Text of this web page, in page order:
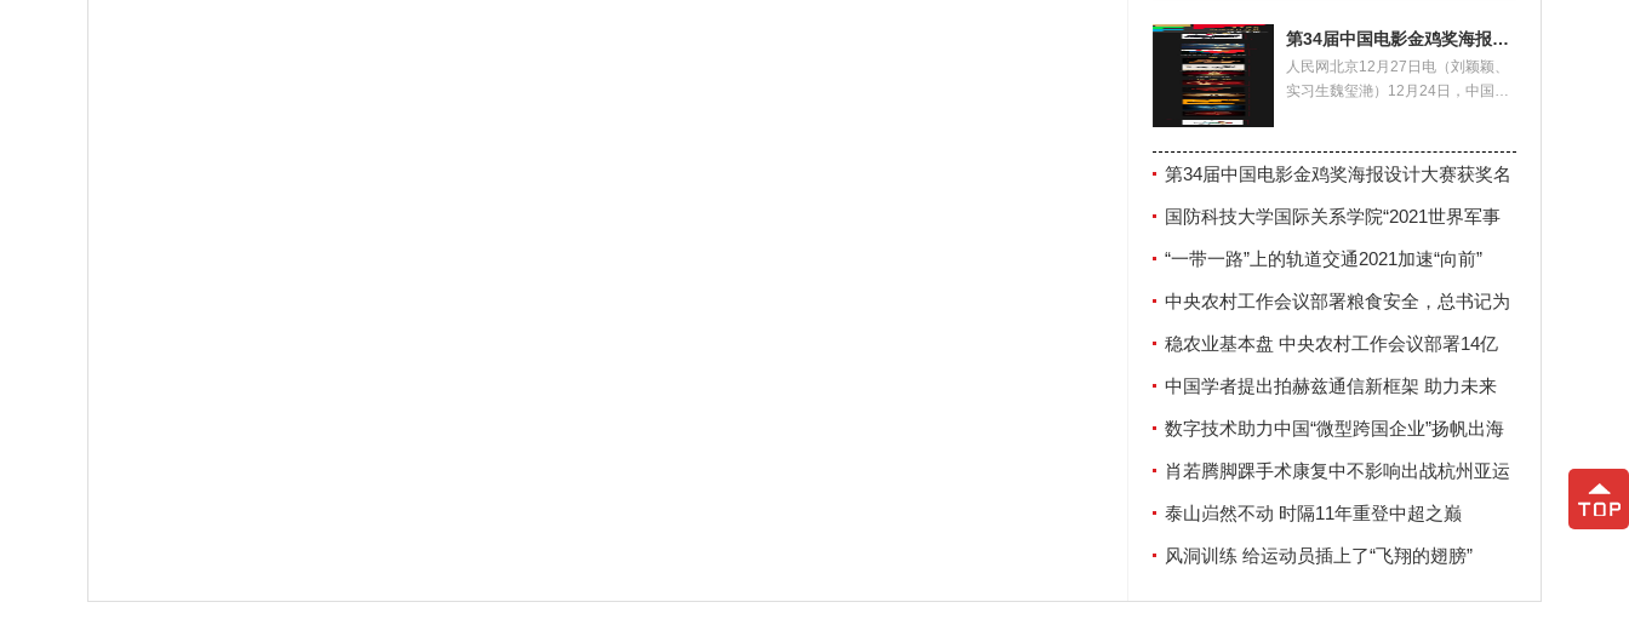
第34届中国电影金鸡奖海报设计大赛获奖名单揭晓
人民网北京12月27日电（刘颖颖、
实习生魏玺滟）12月24日，中国电
第34届中国电影金鸡奖海报设计大赛获奖名
单揭晓
国防科技大学国际关系学院“2021世界军事
安全论坛”在南京举行
“一带一路”上的轨道交通2021加速“向前”
中央农村工作会议部署粮食安全，总书记为
何强调这两个字？
稳农业基本盘 中央农村工作会议部署14亿
人“饭碗”大事
中国学者提出拍赫兹通信新框架 助力未来
6G发展
数字技术助力中国“微型跨国企业”扬帆出海
肖若腾脚踝手术康复中不影响出战杭州亚运
会泰山岿然不动 时隔11年重登中超之巅
风洞训练 给运动员插上了“飞翔的翅膀”